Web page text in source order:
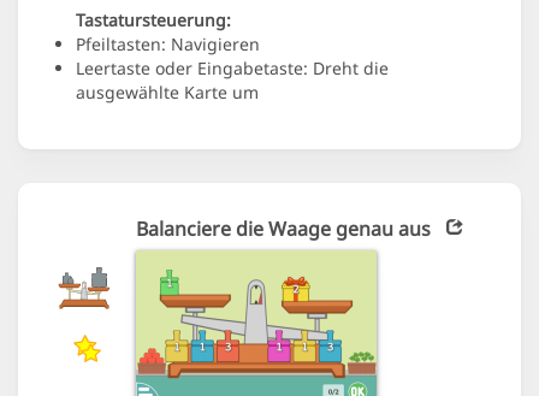
Tastatursteuerung:
Pfeiltasten: Navigieren
Leertaste oder Eingabetaste: Dreht die
ausgewählte Karte um
Balanciere die Waage genau aus